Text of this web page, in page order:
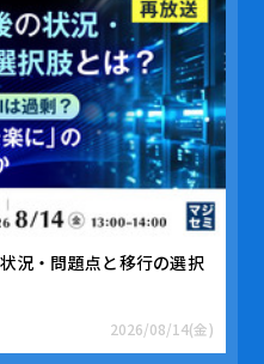
況・問題点と移行の選択
2026/08/14(金)